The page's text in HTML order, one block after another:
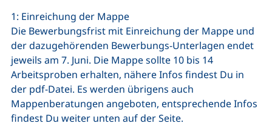
1: Einreichung der Mappe
Die Bewerbungsfrist mit Einreichung der Mappe und
der dazugehörenden Bewerbungs-Unterlagen endet
jeweils am 7. Juni. Die Mappe sollte 10 bis 14
Arbeitsproben erhalten, nähere Infos findest Du in
der pdf-Datei. Es werden übrigens auch
Mappenberatungen angeboten, entsprechende Infos
findest Du weiter unten auf der Seite.